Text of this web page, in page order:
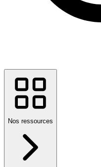
Nos ressources